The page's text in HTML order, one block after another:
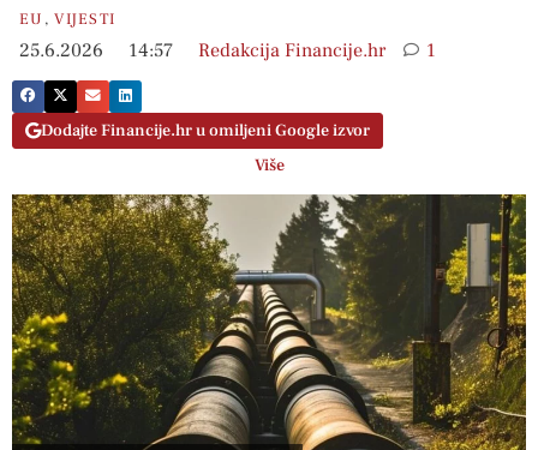
EU ,VIJESTI
25.6.2026 14:57 Redakcija Financije.hr 1
Dodajte Financije.hr u omiljeni Google izvor
Više